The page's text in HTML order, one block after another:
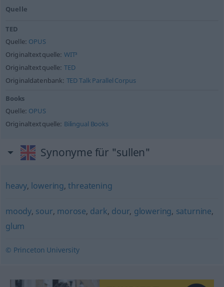
Quelle
TED
Quelle: OPUS
Originaltextquelle: WIT³
Originaltextquelle: TED
Originaldatenbank: TED Talk Parallel Corpus
Books
Quelle: OPUS
Originaltextquelle: Bilingual Books
Synonyme für "sullen"
heavy, lowering,threatening
moody, sour, morose, dark, dour, glowering, saturnine,
glum
© Princeton University